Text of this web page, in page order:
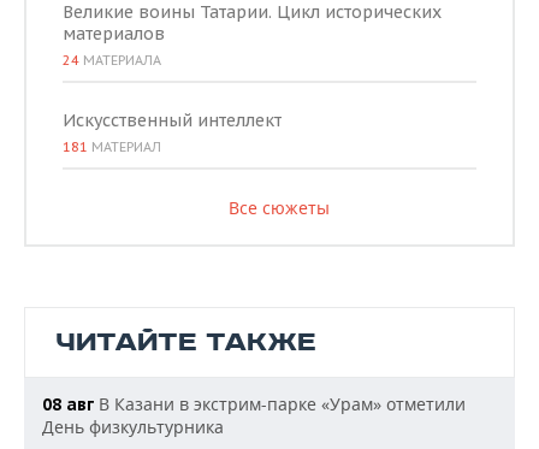
Великие воины Татарии. Цикл исторических
материалов
24 МАТЕРИАЛА
Искусственный интеллект
181 МАТЕРИАЛ
Все сюжеты
ЧИТАЙТЕ ТАКЖЕ
08 авг В Казани в экстрим-парке «Урам» отметили
День физкультурника